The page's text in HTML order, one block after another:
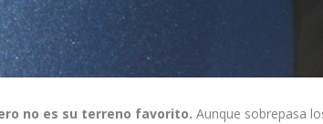
no es su terreno favorito. Aunque sobrepasa